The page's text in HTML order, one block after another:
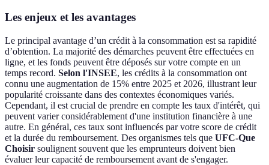
Les enjeux et les avantages
Le principal avantage d’un crédit à la consommation est sa rapidité
d’obtention. La majorité des démarches peuvent être effectuées en
ligne, et les fonds peuvent être déposés sur votre compte en un
temps record. Selon l'INSEE, les crédits à la consommation ont
connu une augmentation de 15% entre 2025 et 2026, illustrant leur
popularité croissante dans des contextes économiques variés.
Cependant, il est crucial de prendre en compte les taux d'intérêt, qui
peuvent varier considérablement d'une institution financière à une
autre. En général, ces taux sont influencés par votre score de crédit
et la durée du remboursement. Des organismes tels que UFC-Que
Choisir soulignent souvent que les emprunteurs doivent bien
évaluer leur capacité de remboursement avant de s'engager.